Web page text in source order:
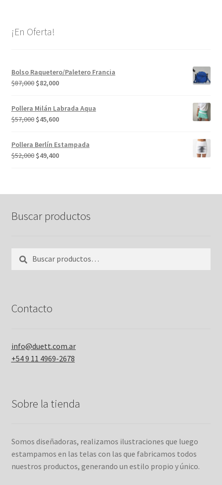
¡En Oferta!
Bolso Raquetero/Paletero Francia
$87,000 El
original
era:
$87,000.
$82,000El
actual
es:
Pollera Milán Labrada Aqua
$57,000 El
original
era:
$57,000.
$45,600El
actual
es:
Pollera Berlín Estampada
$52,000 El
$49,400El
Buscar productos
Buscar
Buscar
Contacto
info@duett.com.ar
+54 9 11 4969-2678
Sobre la tienda
Somos diseñadoras, realizamos ilustraciones que luego
estampamos en las telas con las que fabricamos todos
nuestros productos, generando un estilo propio y único.